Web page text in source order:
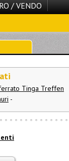
/ VENDO
Tinga Treffen
-